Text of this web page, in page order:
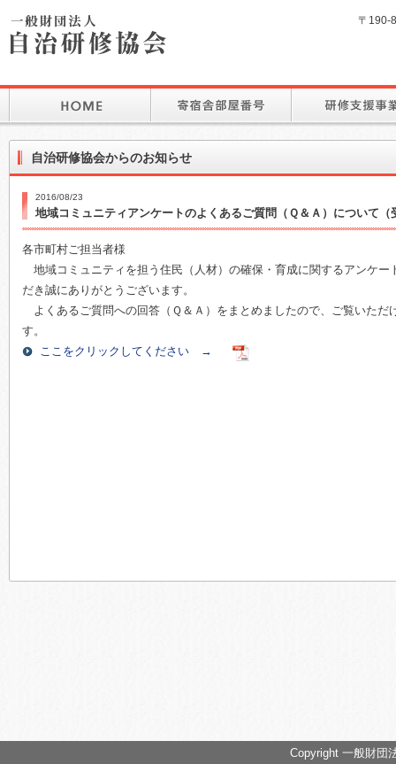
〒190-
自治研修協会からのお知らせ
2016/08/23
地域コミュニティアンケートのよくあるご質問（Ｑ＆Ａ）について
各市町村ご担当者様
地域コミュニティを担う住民（人材）の確保・育成に関するアンケー
だき誠にありがとうございます。
よくあるご質問への回答（Ｑ＆Ａ）をまとめましたので、ご覧いただ
す。
ここをクリックしてください →
Copyright 一般財団